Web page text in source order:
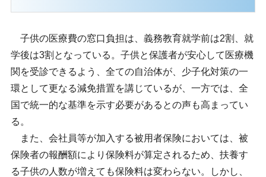
子供の医療費の窓口負担は、義務教育就学前は2割、就
学後は3割となっている。子供と保護者が安心して医療機
関を受診できるよう、全ての自治体が、少子化対策の一
環として更なる減免措置を講じているが、一方では、全
国で統一的な基準を示す必要があるとの声も高まってい
る。
また、会社員等が加入する被用者保険においては、被
保険者の報酬額により保険料が算定されるため、扶養す
る子供の人数が増えても保険料は変わらない。しかし、